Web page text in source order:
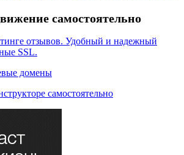
самостоятельно
отзывов. Удобный и надежный
SSL.
домены
самостоятельно